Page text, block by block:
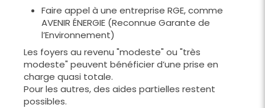
Faire appel à une entreprise RGE, comme
AVENIR ÉNERGIE (Reconnue Garante de
l’Environnement)
Les foyers au revenu "modeste" ou "très
modeste" peuvent bénéficier d’une prise en
charge quasi totale.
Pour les autres, des aides partielles restent
possibles.